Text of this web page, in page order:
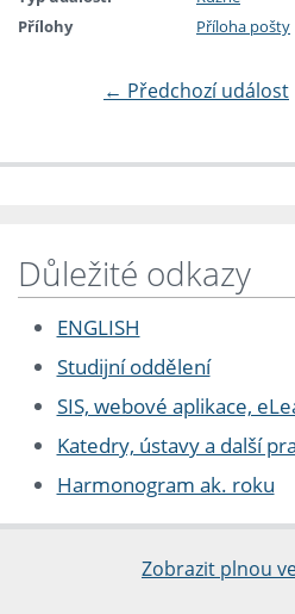
Přílohy
Příloha pošty
← Předchozí událost
Důležité odkazy
ENGLISH
Studijní oddělení
SIS, webové aplikace,
Katedry, ústavy a další
Harmonogram ak. roku
Zobrazit plnou